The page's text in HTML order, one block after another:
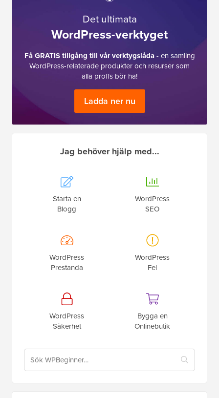
Det ultimata
WordPress-verktyget
Få GRATIS tillgång till vår verktygslåda- en samling
WordPress-relaterade produkter och resurser som
alla proffs bör ha!
Ladda ner nu
Jag behöver hjälp med...
Starta en
Blogg
WordPress
SEO
WordPress
Prestanda
WordPress
Fel
WordPress
Säkerhet
Bygga en
Onlinebutik